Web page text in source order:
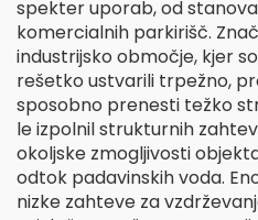
spekter uporab, od
komercialnih parkirišč.
industrijsko območje, kjer
rešetko ustvarili trpežno,
sposobno prenesti težko
le izpolnil strukturnih
okoljske zmogljivosti
odtok padavinskih voda.
nizke zahteve za